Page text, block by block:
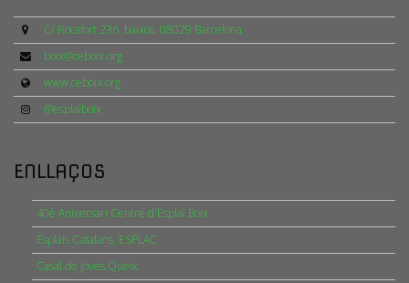
C/ Rocafort 236, baixos. 08029 Barcelona
boix@ceboix.org
www.ceboix.org
@esplaiboix
ENLLAÇOS
40è Aniversari Centre d'Esplai Boix
Esplais Catalans, ESPLAC
Casal de Joves Queix